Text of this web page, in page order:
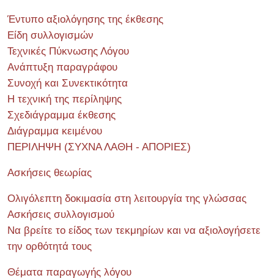
Έντυπο αξιολόγησης της έκθεσης
Είδη συλλογισμών
Τεχνικές Πύκνωσης Λόγου
Ανάπτυξη παραγράφου
Συνοχή και Συνεκτικότητα
Η τεχνική της περίληψης
Σχεδιάγραμμα έκθεσης
Διάγραμμα κειμένου
ΠΕΡΙΛΗΨΗ (ΣΥΧΝΑ ΛΑΘΗ - ΑΠΟΡΙΕΣ)
Ασκήσεις θεωρίας
Ολιγόλεπτη δοκιμασία στη λειτουργία της γλώσσας
Ασκήσεις συλλογισμού
Να βρείτε το είδος των τεκμηρίων και να αξιολογήσετε
την ορθότητά τους
Θέματα παραγωγής λόγου